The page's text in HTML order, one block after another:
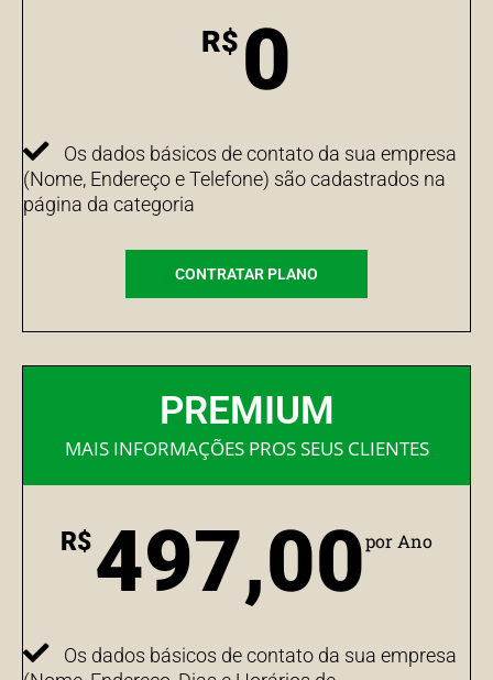
R$ 0
Os dados básicos de contato da sua empresa
(Nome, Endereço e Telefone) são cadastrados na
página da categoria
CONTRATAR PLANO
PREMIUM
MAIS INFORMAÇÕES PROS SEUS CLIENTES
R$497,00por Ano
Os dados básicos de contato da sua empresa